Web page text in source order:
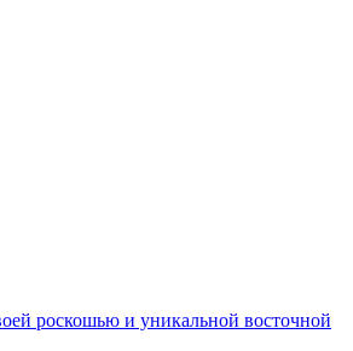
роскошью и уникальной восточной